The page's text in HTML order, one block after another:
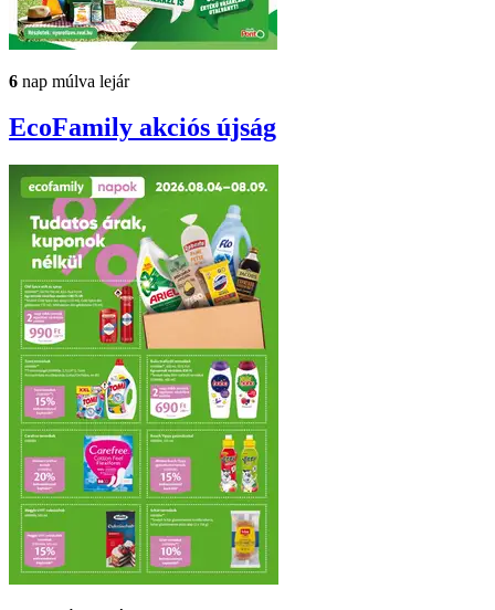
6 nap múlva lejár
EcoFamily akciós újság